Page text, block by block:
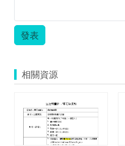
發表
相關資源